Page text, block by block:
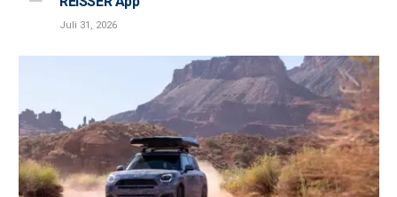
Juli 31, 2026